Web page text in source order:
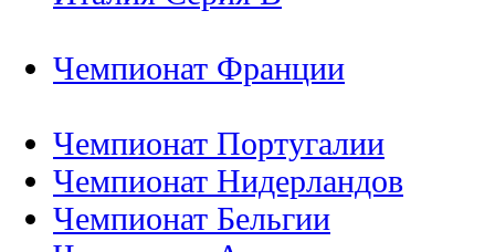
Чемпионат Франции
Чемпионат Португалии
Чемпионат Нидерландов
Чемпионат Бельгии